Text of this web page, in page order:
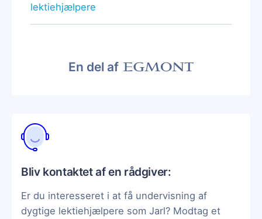
lektiehjælpere
En del af
Bliv kontaktet af en rådgiver:
Er du interesseret i at få undervisning af
dygtige lektiehjælpere som Jarl? Modtag et